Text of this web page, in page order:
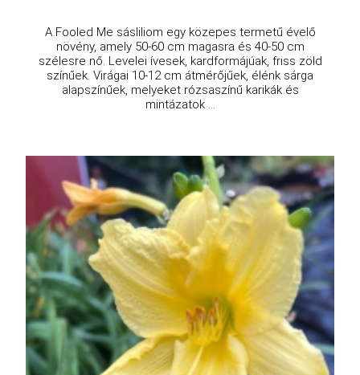
A Fooled Me sásliliom egy közepes termetű évelő
növény, amely 50-60 cm magasra és 40-50 cm
szélesre nő. Levelei ívesek, kardformájúak, friss zöld
színűek. Virágai 10-12 cm átmérőjűek, élénk sárga
alapszínűek, melyeket rózsaszínű karikák és
mintázatok ...